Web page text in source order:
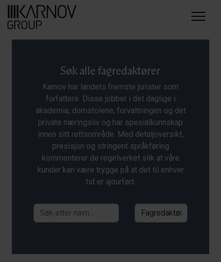
Menu
Søk alle fagredaktører
Karnov har landets fremste jurister som
forfattere. Disse jobber i det daglige i
akademia, domstolene, forvaltningen og det
private næringsliv og har spesialkunnskap
innen sitt rettsområde. Med detaljoversikt,
presisjon og stringent språkføring
kommenterer de regelverket slik at våre
kunder kan være trygge på at det til enhver
tid er ajourført.